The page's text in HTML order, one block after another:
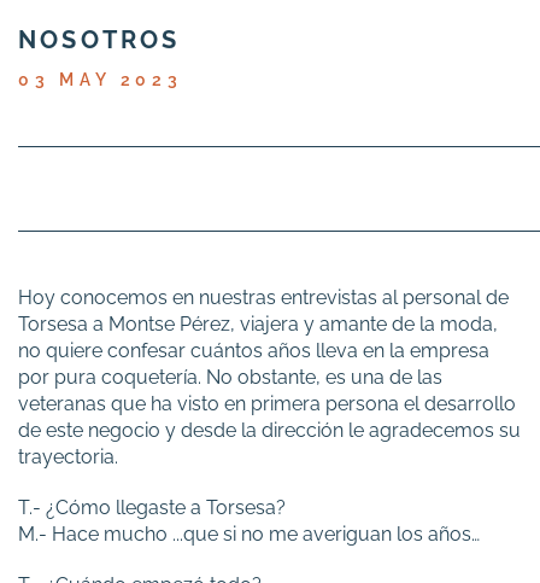
NOSOTROS
03 MAY 2023
Hoy conocemos en nuestras entrevistas al personal de
Torsesa a Montse Pérez, viajera y amante de la moda,
no quiere confesar cuántos años lleva en la empresa
por pura coquetería. No obstante, es una de las
veteranas que ha visto en primera persona el desarrollo
de este negocio y desde la dirección le agradecemos su
trayectoria.
T.- ¿Cómo llegaste a Torsesa?
M.- Hace mucho ...que si no me averiguan los años…